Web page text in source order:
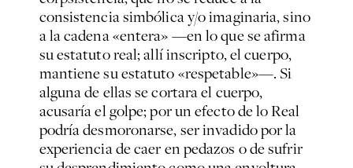
consistencia simbólica y/o imaginaria, sino
a la cadena «entera» —en lo que se afirma
su estatuto real; allí inscripto, el cuerpo,
mantiene su estatuto «respetable»—. Si
alguna de ellas se cortara el cuerpo,
acusaría el golpe; por un efecto de lo Real
podría desmoronarse, ser invadido por la
experiencia de caer en pedazos o de sufrir